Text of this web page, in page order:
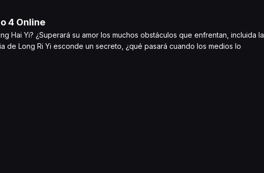
4 Online
Hai Yi? ¿Superará su amor los muchos obstáculos que enfrentan, incluida la
de Long Ri Yi esconde un secreto, ¿qué pasará cuando los medios lo